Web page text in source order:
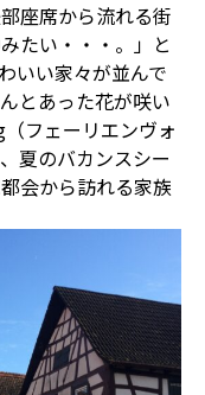
座席から流れる街
たい・・・。」と
いい家々が並んで
とあった花が咲い
フェーリエンヴォ
夏のバカンスシー
会から訪れる家族